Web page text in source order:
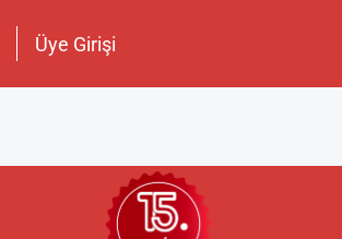
Üye Girişi